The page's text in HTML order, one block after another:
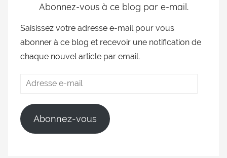
Abonnez-vous à ce blog par e-mail.
Saisissez votre adresse e-mail pour vous
abonner à ce blog et recevoir une notification de
chaque nouvel article par email.
Abonnez-vous